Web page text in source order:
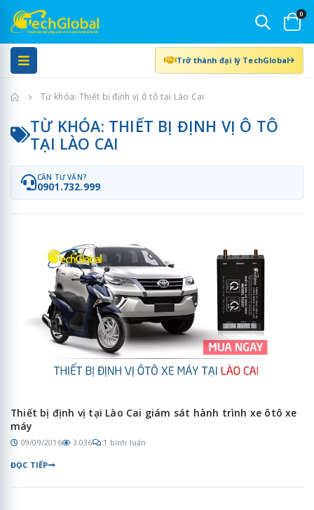
0
Trở thành đại lý TechGlobal
Trang chủTừ khóa: Thiết bị định vị ô tô tại Lào Cai
TỪ KHÓA: THIẾT BỊ ĐỊNH VỊ Ô TÔ
TẠI LÀO CAI
CẦN TƯ VẤN?
0901.732.999
Thiết bị định vị tại Lào Cai giám sát hành trình xe ôtô xe
máy
09/09/2016 3.036 1 bình luận
ĐỌC TIẾP